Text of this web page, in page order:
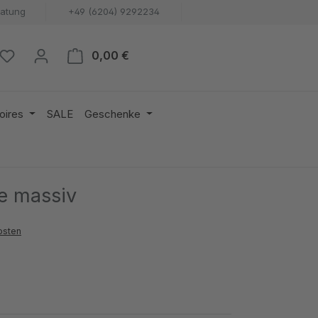
+49 (6204) 9292234
0,00 €
SALE Geschenke
massiv